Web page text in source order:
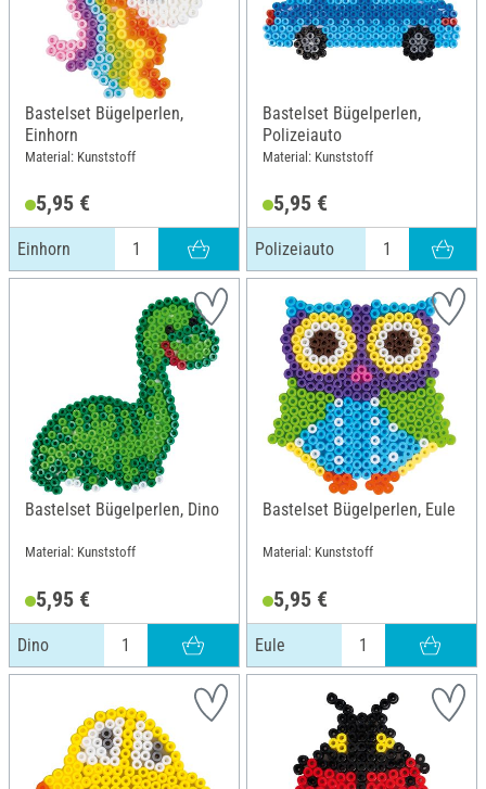
Bastelset Bügelperlen,
Einhorn
Material: Kunststoff
5,95 €
Einhorn
Bastelset Bügelperlen,
Polizeiauto
Material: Kunststoff
5,95 €
Polizeiauto
Bastelset Bügelperlen, Dino
Material: Kunststoff
5,95 €
Dino
Bastelset Bügelperlen, Eule
Material: Kunststoff
5,95 €
Eule